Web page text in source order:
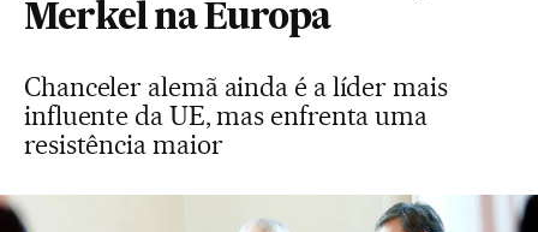
Merkel na Europa
Chanceler alemã ainda é a líder mais
influente da UE, mas enfrenta uma
resistência maior